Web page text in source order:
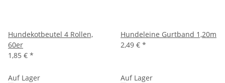
Hundekotbeutel 4 Rollen,
60er
1,85 € *
Hundeleine Gurtband 1,20m
2,49 € *
Auf Lager Auf Lager